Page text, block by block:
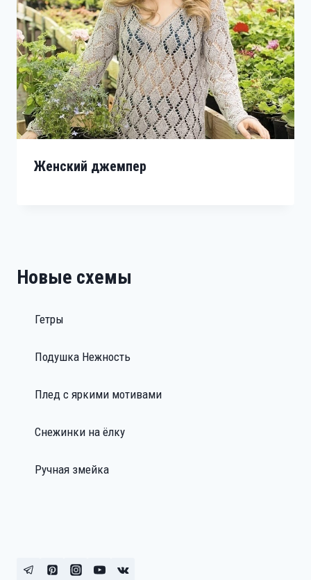
Женский джемпер
Новые схемы
Гетры
Подушка Нежность
Плед с яркими мотивами
Снежинки на ёлку
Ручная змейка